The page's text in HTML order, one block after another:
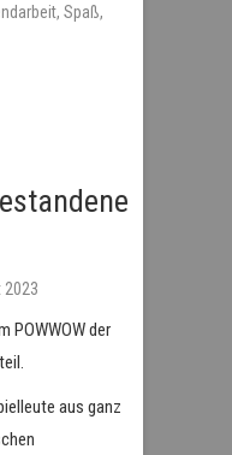
, Spaß,
2023
POWWOW der
aus ganz